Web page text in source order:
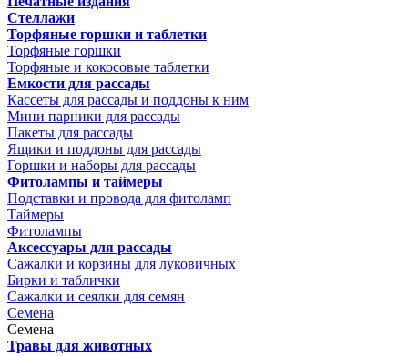
Стеллажи
Торфяные горшки и таблетки
Торфяные горшки
Торфяные и кокосовые таблетки
Емкости для рассады
Кассеты для рассады и поддоны к ним
Мини парники для рассады
Пакеты для рассады
Ящики и поддоны для рассады
Горшки и наборы для рассады
Фитолампы и таймеры
Подставки и провода для фитоламп
Таймеры
Фитолампы
Аксессуары для рассады
Сажалки и корзины для луковичных
Бирки и таблички
Сажалки и сеялки для семян
Семена
Семена
Травы для животных